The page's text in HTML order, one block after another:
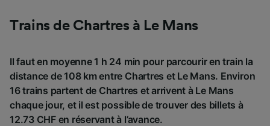
Trains de Chartres à Le Mans
Il faut en moyenne 1 h 24 min pour parcourir en train la
distance de 108 km entre Chartres et Le Mans. Environ
16 trains partent de Chartres et arrivent à Le Mans
chaque jour, et il est possible de trouver des billets à
12.73 CHF en réservant à l’avance.
précises. Analyser activement les
caractéristiques de l’appareil pour
informations sur un appareil. Publicités et
contenu personnalisés, mesure de
performance des publicités et du contenu,
études d’audience et développement de
services.